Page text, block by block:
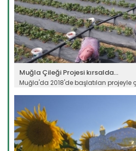
Muğla Çileği Projesi kırsalda...
Muğla'da 2018'de başlatılan projeyle